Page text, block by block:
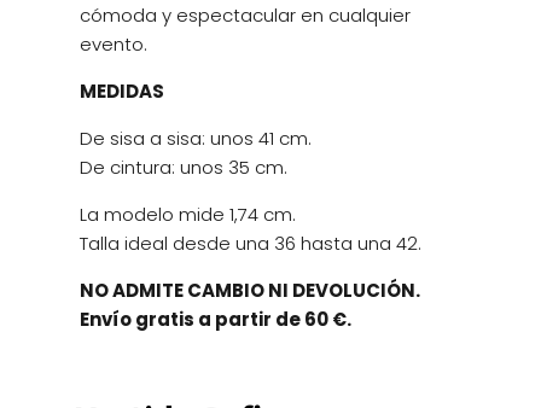
cómoda y espectacular en cualquier
evento.
MEDIDAS
De sisa a sisa: unos 41 cm.
De cintura: unos 35 cm.
La modelo mide 1,74 cm.
Talla ideal desde una 36 hasta una 42.
NO ADMITE CAMBIO NI DEVOLUCIÓN.
Envío gratis a partir de 60 €.